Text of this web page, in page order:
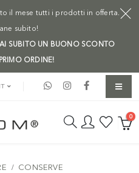
il mese tutti i prodotti in offerta.
subito!
SUBITO UN BUONO SCONTO
ORDINE!
IT
0
CONSERVE